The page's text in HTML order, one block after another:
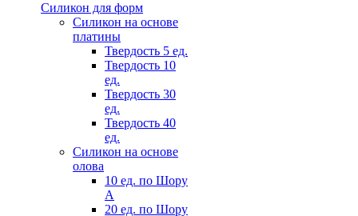
Силикон для форм
Силикон на основе
платины
Твердость 5 ед.
Твердость 10
ед.
Твердость 30
ед.
Твердость 40
ед.
Силикон на основе
олова
10 ед. по Шору
А
20 ед. по Шору